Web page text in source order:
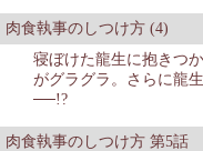
肉食執事のしつけ方 (4)
寝ぼけた龍生に抱きつ
がグラグラ。さらに龍
──!?
肉食執事のしつけ方 第5話